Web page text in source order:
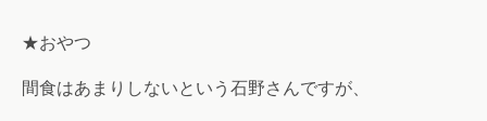
★おやつ
間食はあまりしないという石野さんですが、